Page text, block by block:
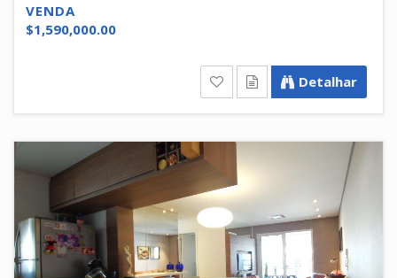
VENDA
$1,590,000.00
Detalhar